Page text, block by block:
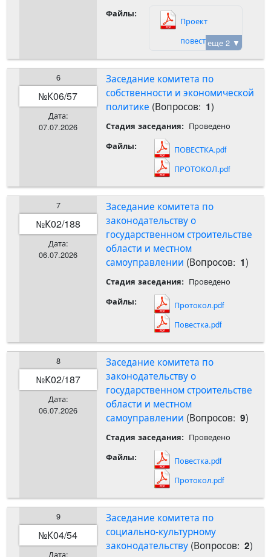
Файлы:
еще 2 ▼
Проект
повестки.pdf
6
№К06/57
Дата:
07.07.2026
Заседание комитета по
собственности и экономической
политике (Вопросов: 1)
Стадия заседания: Проведено
Файлы:
ПОВЕСТКА.pdf
ПРОТОКОЛ.pdf
7
№К02/188
Дата:
06.07.2026
Заседание комитета по
законодательству о
государственном строительстве
области и местном
самоуправлении (Вопросов: 1)
Стадия заседания: Проведено
Файлы:
Протокол.pdf
Повестка.pdf
8
№К02/187
Дата:
06.07.2026
Заседание комитета по
законодательству о
государственном строительстве
области и местном
самоуправлении (Вопросов: 9)
Стадия заседания: Проведено
Файлы:
Повестка.pdf
Протокол.pdf
9
№К04/54
Дата:
Заседание комитета по
социально-культурному
законодательству (Вопросов: 2)